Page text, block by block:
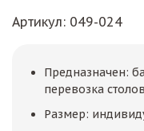
Артикул: 049-024
Предназначен:
перевозка столов
Размер: